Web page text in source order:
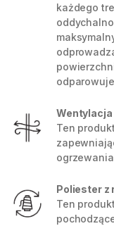
każdego
Wentylacja
Ten
Poliester z
Ten